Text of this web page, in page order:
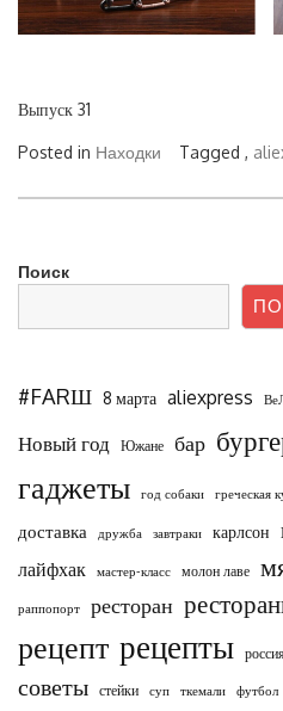
Выпуск 31
Posted in Находки Tagged ,
Поиск
#FARШ 8 марта aliexpress
Новый год Южане бар
гаджеты год собаки греческая
доставка дружба завтраки карлсон
лайфхак мастер-класс молон лаве
раппопорт ресторан
рецепт рецепты
советы стейки суп ткемали футбол